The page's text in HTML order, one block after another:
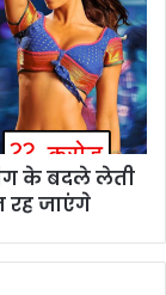
के बदले लेती
रह जाएंगे